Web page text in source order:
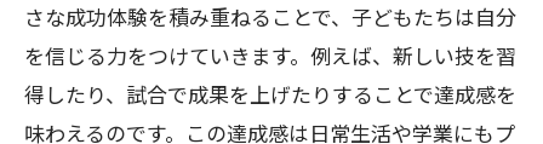
さな成功体験を積み重ねることで、子どもたちは自分
を信じる力をつけていきます。例えば、新しい技を習
得したり、試合で成果を上げたりすることで達成感を
味わえるのです。この達成感は日常生活や学業にもプ